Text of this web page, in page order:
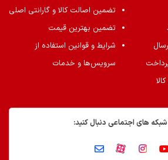
تضمین اصالت کالا و گارانتی اصلی
تضمین بهترین قیمت
شرایط و قوانین استفاده از
سرویس‌ها و خدمات
شبکه های اجتماعی دنبال کنید: